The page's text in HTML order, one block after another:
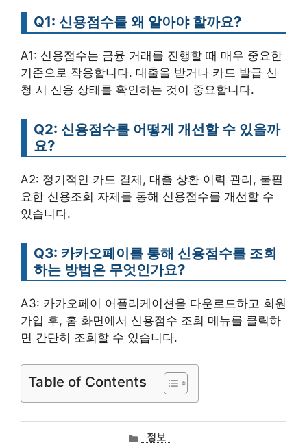
Q1: 신용점수를 왜 알아야 할까요?
A1: 신용점수는 금융 거래를 진행할 때 매우 중요한
기준으로 작용합니다. 대출을 받거나 카드 발급 신
청 시 신용 상태를 확인하는 것이 중요합니다.
Q2: 신용점수를 어떻게 개선할 수 있을까
요?
A2: 정기적인 카드 결제, 대출 상환 이력 관리, 불필
요한 신용조회 자제를 통해 신용점수를 개선할 수
있습니다.
Q3: 카카오페이를 통해 신용점수를 조회
하는 방법은 무엇인가요?
A3: 카카오페이 어플리케이션을 다운로드하고 회원
가입 후, 홈 화면에서 신용점수 조회 메뉴를 클릭하
면 간단히 조회할 수 있습니다.
Table of Contents
카정보